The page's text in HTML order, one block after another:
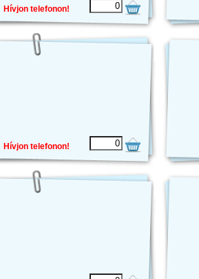
Hívjon telefonon!
Hívjon telefonon!